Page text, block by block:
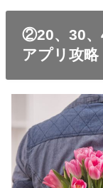
②20、30、
アプリ攻略